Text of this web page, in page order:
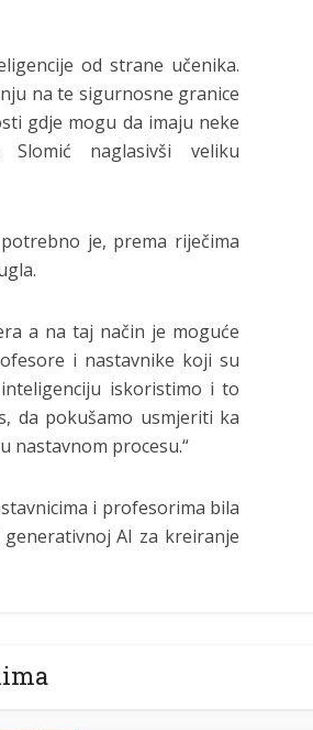
od strane učenika.
na te sigurnosne granice
gdje mogu da imaju neke
naglasivši veliku
je, prema riječima
a na taj način je moguće
i nastavnike koji su
iskoristimo i to
da pokušamo usmjeriti ka
nastavnom procesu.“
i profesorima bila
AI za kreiranje